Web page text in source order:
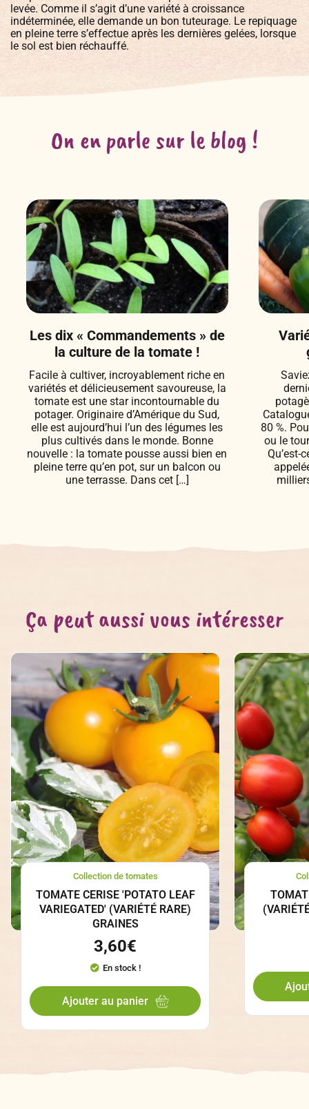
levée. Comme il s’agit d’une variété à croissance
indéterminée, elle demande un bon tuteurage. Le repiquage
en pleine terre s’effectue après les dernières gelées, lorsque
le sol est bien réchauffé.
On en parle sur le blog !
Les dix « Commandements » de
la culture de la tomate !
Facile à cultiver, incroyablement riche en
variétés et délicieusement savoureuse, la
tomate est une star incontournable du
potager. Originaire d’Amérique du Sud,
elle est aujourd’hui l’un des légumes les
plus cultivés dans le monde. Bonne
nouvelle : la tomate pousse aussi bien en
pleine terre qu’en pot, sur un balcon ou
une terrasse. Dans cet […]
80 %.
ou le
Qu’est-
Ça peut aussi vous intéresser
Collection de tomates
TOMATE CERISE 'POTATO LEAF
VARIEGATED' (VARIÉTÉ RARE)
GRAINES
3,60€
En stock !
Ajouter au panier